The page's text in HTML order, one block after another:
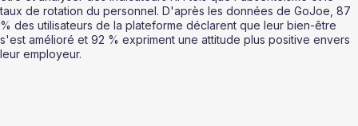
taux de rotation du personnel. D'après les données de GoJoe, 87
% des utilisateurs de la plateforme déclarent que leur bien-être
s'est amélioré et 92 % expriment une attitude plus positive envers
leur employeur.